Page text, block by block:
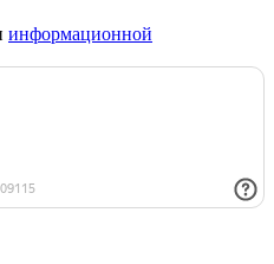
информационной